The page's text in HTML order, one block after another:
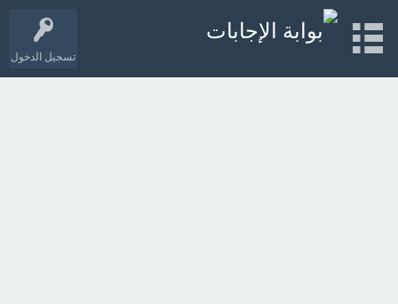
تسجيل الدخول